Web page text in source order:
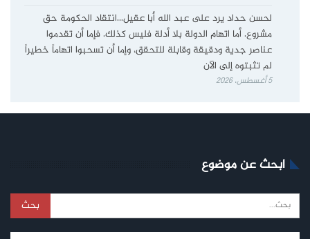
لحسن حداد يرد على عبد الله أبا عقيل…انتقاد الحكومة حق
مشروع. أما اتهام الدولة بلا أدلة فليس كذلك. فإما أن تقدموا
عناصر جدية ودقيقة وقابلة للتحقق، وإما أن تسحبوا اتهاماً خطيراً
لم تثبتوه إلى الآن
5 أغسطس، 2026
ابحث عن موضوع